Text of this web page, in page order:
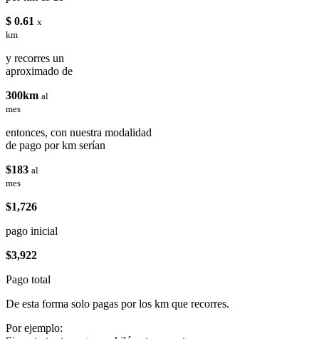
$ 0.61 x
km
y recorres un
aproximado de
300km al
mes
entonces, con nuestra modalidad
de pago por km serían
$183 al
mes
$1,726
pago inicial
$3,922
Pago total
De esta forma solo pagas por los km que recorres.
Por ejemplo: